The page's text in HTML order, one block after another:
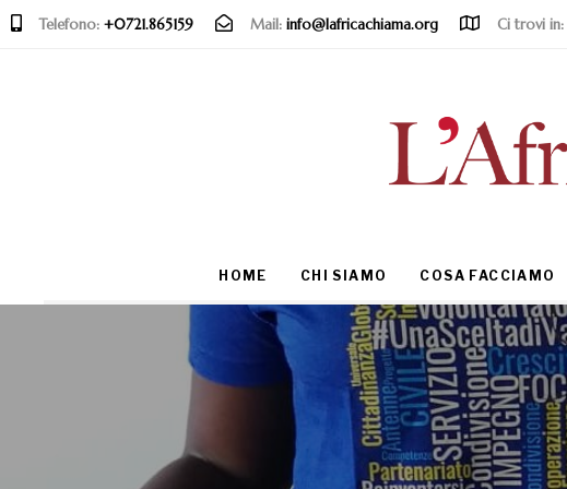
Telefono: +0721.865159 Mail: info@lafricachiama.org Ci trovi in:
HOME CHI SIAMO COSA FACCIAMO